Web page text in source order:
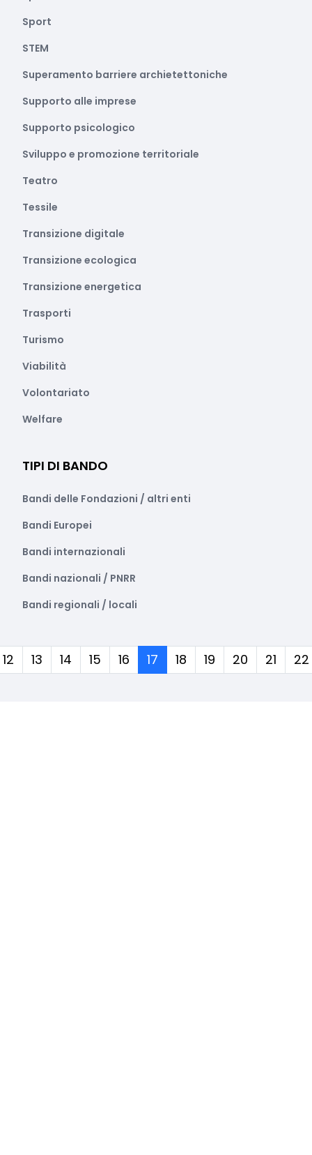
Sport
STEM
Superamento barriere archietettoniche
Supporto alle imprese
Supporto psicologico
Sviluppo e promozione territoriale
Teatro
Tessile
Transizione digitale
Transizione ecologica
Transizione energetica
Trasporti
Turismo
Viabilità
Volontariato
Welfare
TIPI DI BANDO
Bandi delle Fondazioni / altri enti
Bandi Europei
Bandi internazionali
Bandi nazionali / PNRR
Bandi regionali / locali
12 13 14 15 16 17 (corrente)
18 19 20 21 22